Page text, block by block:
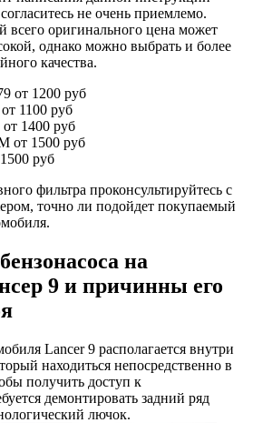
не очень приемлемо.
всего оригинального цена может
однако можно выбрать и более
качества.
от 1200 руб
1100 руб
1400 руб
от 1500 руб
руб
фильтра проконсультируйтесь с
точно ли подойдет покупаемый
на
9 и причинны его
Lancer 9 располагается внутри
находиться непосредственно в
получить доступ к
демонтировать задний ряд
лючок.